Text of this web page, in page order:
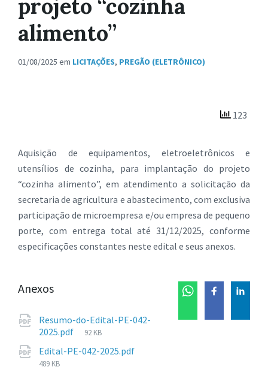
projeto “cozinha
alimento”
01/08/2025 em LICITAÇÕES, PREGÃO (ELETRÔNICO)
123
Aquisição de equipamentos, eletroeletrônicos e
utensílios de cozinha, para implantação do projeto
“cozinha alimento”, em atendimento a solicitação da
secretaria de agricultura e abastecimento, com exclusiva
participação de microempresa e/ou empresa de pequeno
porte, com entrega total até 31/12/2025, conforme
especificações constantes neste edital e seus anexos.
Anexos
Resumo-do-Edital-PE-042-
2025.pdf
Tamanho
arquivo:
92 KB
Edital-PE-042-2025.pdf
489 KB